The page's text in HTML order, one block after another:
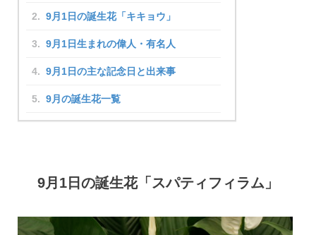
9月1日の誕生花「キキョウ」
9月1日生まれの偉人・有名人
9月1日の主な記念日と出来事
9月の誕生花一覧
9月1日の誕生花「スパティフィラム」